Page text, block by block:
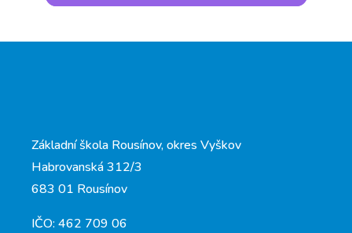
Základní škola Rousínov, okres Vyškov
Habrovanská 312/3
683 01 Rousínov
IČO: 462 709 06